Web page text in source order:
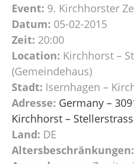
Event: 9. Kirchhorster
Datum: 05-02-2015
Zeit: 20:00
Location: Kirchhorst –
(Gemeindehaus)
Stadt: Isernhagen –
Adresse: Germany –
Kirchhorst –
Land: DE
Altersbeschränkungen: